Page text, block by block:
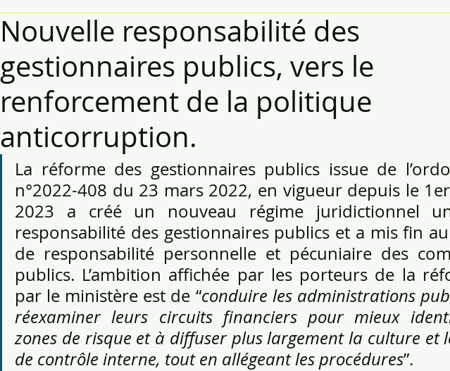
Nouvelle responsabilité des
gestionnaires publics, vers le
renforcement de la politique
anticorruption.
La réforme des gestionnaires publics issue de
n°2022-408 du 23 mars 2022, en vigueur depuis le
2023 a créé un nouveau régime juridictionnel
responsabilité des gestionnaires publics et a mis fin
de responsabilité personnelle et pécuniaire des
publics. L’ambition affichée par les porteurs de la
par le ministère est de “conduire les administrations
réexaminer leurs circuits financiers pour mieux
zones de risque et à diffuser plus largement la culture et
de contrôle interne, tout en allégeant les procédures”.